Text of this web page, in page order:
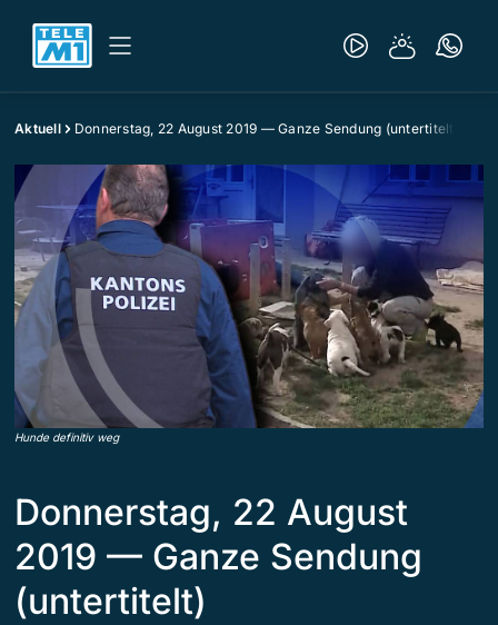
Aktuell Donnerstag, 22 August 2019 — Ganze Sendung (untertitelt)
Hunde definitiv weg
Donnerstag, 22 August
2019 — Ganze Sendung
(untertitelt)